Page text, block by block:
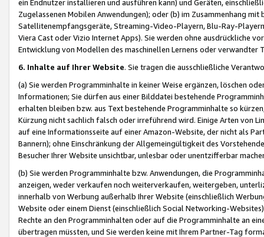
ein Endnutzer installieren und ausführen kann) und Geräten,
Zugelassenen Mobilen Anwendungen); oder (b) im Zusammenhang
Satellitenempfangsgeräte, Streaming-Video-Playern, Blu-Ray-
Viera Cast oder Vizio Internet Apps). Sie werden ohne ausdrückliche
Entwicklung von Modellen des maschinellen Lernens oder
6. Inhalte auf Ihrer Website. Sie tragen die ausschließliche
(a) Sie werden Programminhalte in keiner Weise ergänzen, löschen
Informationen; Sie dürfen aus einer Bilddatei bestehende
erhalten bleiben bzw. aus Text bestehende Programminhalte so
Kürzung nicht sachlich falsch oder irreführend wird. Einige Arten von
auf eine Informationsseite auf einer Amazon-Website, der nicht als
Bannern); ohne Einschränkung der Allgemeingültigkeit des
Besucher Ihrer Website unsichtbar, unlesbar oder unentzifferbar
(b) Sie werden Programminhalte bzw. Anwendungen, die
anzeigen, weder verkaufen noch weiterverkaufen, weitergeben,
innerhalb von Werbung außerhalb Ihrer Website (einschließlich
Website oder einem Dienst (einschließlich Social Networking-
Rechte an den Programminhalten oder auf die Programminhalte an
übertragen müssten, und Sie werden keine mit Ihrem Partner-Tag